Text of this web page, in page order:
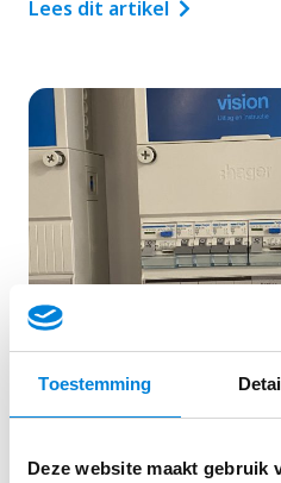
Toestemming
Deze website maakt gebruik
Lees dit artikel
Groepenkast
nieuwbouw en